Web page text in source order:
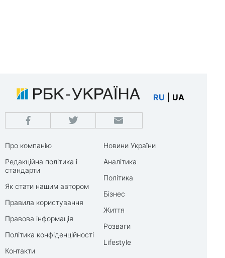
RU UA
Про компанію
Редакційна політика і
стандарти
Як стати нашим автором
Правила користування
Правова інформація
Політика конфіденційності
Контакти
Новини України
Аналітика
Політика
Бізнес
Життя
Розваги
Lifestyle